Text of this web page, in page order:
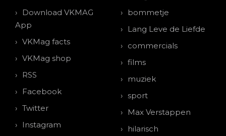
Download VKMAG
App
VKMag facts
VKMag shop
RSS
Facebook
Twitter
Instagram
bommetje
Lang Leve de Liefde
commercials
films
muziek
sport
Max Verstappen
hilarisch